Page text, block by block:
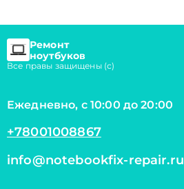
Ремонт
ноутбуков
Все правы защищены (с)
Ежедневно, с 10:00 до 20:00
+78001008867
info@notebookfix-repair.ru